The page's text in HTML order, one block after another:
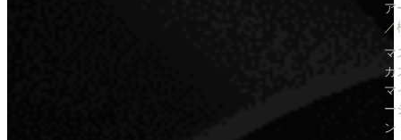
ア
／
マ
カ
マ
ー
ン